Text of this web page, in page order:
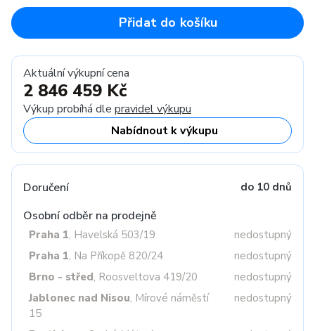
Přidat do košíku
Aktuální výkupní cena
2 846 459 Kč
Výkup probíhá dle pravidel výkupu
Nabídnout k výkupu
Doručení do 10 dnů
Osobní odběr na prodejně
Praha 1, Havelská 503/19
nedostupný
Praha 1, Na Příkopě 820/24
nedostupný
Brno - střed, Roosveltova 419/20
nedostupný
Jablonec nad Nisou, Mírové náměstí
15
nedostupný